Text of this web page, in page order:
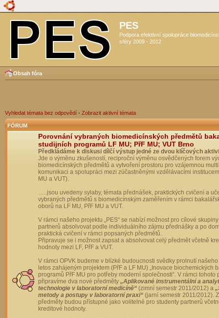
PES
Podpora efektivní spolupráce
sféry 2009 - 2012
Obsah fóra
Vyhledat témata bez odpovědí • Zobrazit aktivní témata
FÓRUM
Porovnání vybraných biomedicínských předmětů
studijních programů LF MU; PřF MU; VUT Brno
Předkládáme k diskusi dílčí výstup jedné ze dvou klíčových
Jde o výměnu zkušeností, reciproční výměnu osvědčených forem
biomedicínských předmětů a vytvoření prostoru pro vzájemnou
komunikaci a spolupráci mezi zúčastněnými vzdělávacími
MU a VUT).
…..jsou uvedeny sylaby, témata přednášek, praktických cvičení a
vybraných předmětů s biomedicínským zaměřením v rámci
oborů na LF MU, PřF MU a VUT.
V rámci našeho projektu „PES“ se nabízí možnost pro cílové
partnerů absolvovat podle individuálního zájmu přednášky a po
praktická cvičení v rámci popsaných předmětů.
Připravuje se i možnost zapsat a absolvovat celý předmět včetně
hodnoty mezi LF, PřF a VUT.
V rámci OPVK budeme v blízké budoucnosti svědky prolnutí
letos zahájeným projektem (PřF a LF MU) „Inovace biochemických
programů PřF MU pro potřeby moderní společnosti“. V rámci tohoto
připravíme dva nové předměty „Aplikované instrumentální a
technologie v laboratorní medicíně“ (zimní semestr 2011/2012) a
metody a postupy v laboratorní praxi“ (jarní semestr 2011/2012).
předměty budou přístupné jako volitelné pro studenty partnerů
kreditové hodnoty.